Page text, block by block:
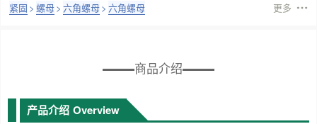
紧固 > 螺母> 六角螺母> 六角螺母 更多
商品介绍
产品介绍 Overview